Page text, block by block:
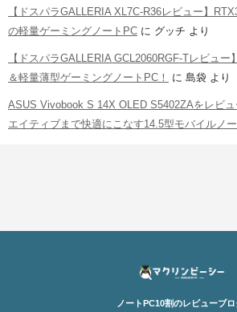
【ドスパラGALLERIA XL7C-R36レビュー】
の軽量ゲーミングノートPC に グッチ より
【ドスパラGALLERIA GCL2060RGF-Tレビュ
＆軽量薄型ゲーミングノートPC！
に 島袋 より
ASUS Vivobook S 14X OLED S5402ZAをレビ
エイティブまで快適にこなす14.5型モバイルノ
ノートPC10割のレビューブロ